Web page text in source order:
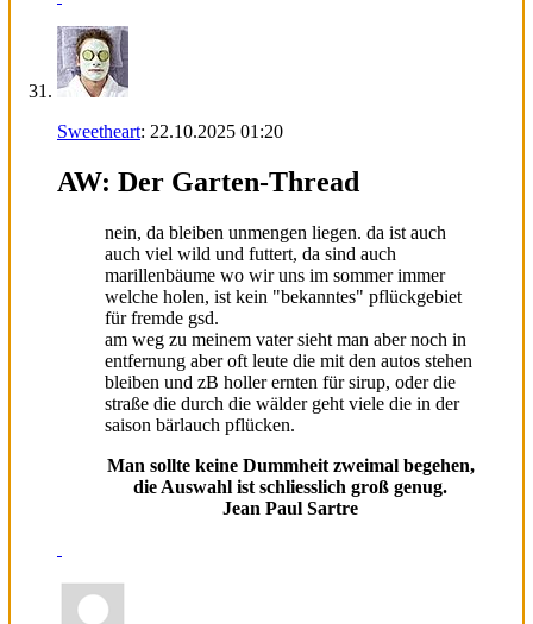
Sweetheart: 22.10.2025 01:20
AW: Der Garten-Thread
nein, da bleiben unmengen liegen. da ist auch
auch viel wild und futtert, da sind auch
marillenbäume wo wir uns im sommer immer
welche holen, ist kein "bekanntes" pflückgebiet
für fremde gsd.
am weg zu meinem vater sieht man aber noch in
entfernung aber oft leute die mit den autos stehen
bleiben und zB holler ernten für sirup, oder die
straße die durch die wälder geht viele die in der
saison bärlauch pflücken.
Man sollte keine Dummheit zweimal begehen,
die Auswahl ist schliesslich groß genug.
Jean Paul Sartre